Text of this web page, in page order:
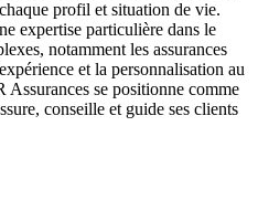
profil et situation de vie.
expertise particulière dans le
notamment les assurances
et la personnalisation au
se positionne comme
conseille et guide ses clients